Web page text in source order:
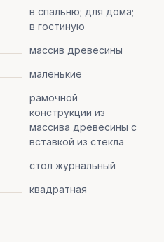
в спальню; для дома;
в гостиную
массив древесины
маленькие
рамочной
конструкции из
массива древесины с
вставкой из стекла
стол журнальный
квадратная